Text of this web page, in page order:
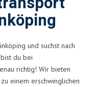
und suchst nach
du bei
richtig! Wir bieten
einem erschwinglichen